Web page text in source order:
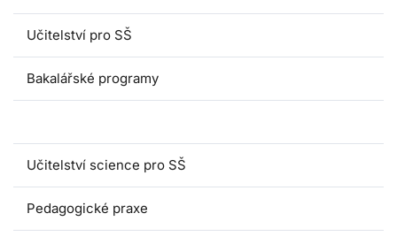
Učitelství pro SŠ
Bakalářské programy
Učitelství science pro SŠ
Pedagogické praxe